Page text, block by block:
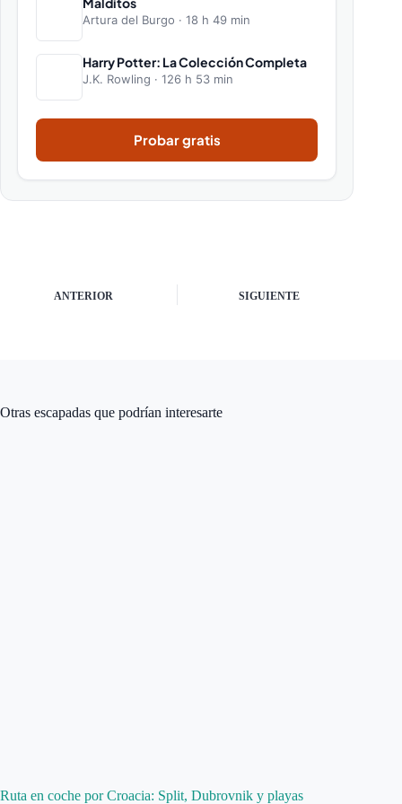
Artura del Burgo · 18 h 49 min
Harry Potter: La Colección Completa
J.K. Rowling · 126 h 53 min
Probar gratis
ANTERIOR SIGUIENTE
Otras escapadas que podrían interesarte
Ruta en coche por Croacia: Split, Dubrovnik y playas